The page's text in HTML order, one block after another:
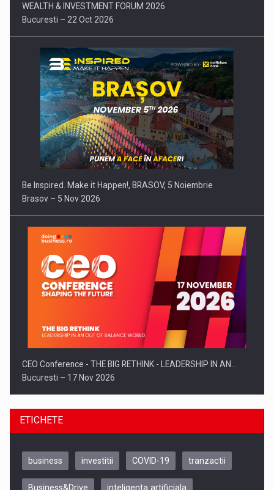
WEALTH & INVESTMENT FORUM 2026
Bucuresti – 22 Oct 2026
Be Inspired. Make it Happen!, BRASOV, 5 Noiembrie
Brasov – 5 Nov 2026
CEO Conference - THE BIG RETHINK - LEADERSHIP IN AN…
Bucuresti – 17 Nov 2026
ETICHETE
business investitii COVID-19 tranzactii
Business&Drive inteligenta artificiala